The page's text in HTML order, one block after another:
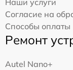
Наши услуги
Согласие на
Способы оплаты
Ремонт
Autel Nano+